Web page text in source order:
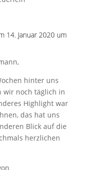
14. Januar 2020 um
hinter uns
wir noch täglich in
Highlight war
das hat uns
Blick auf die
herzlichen